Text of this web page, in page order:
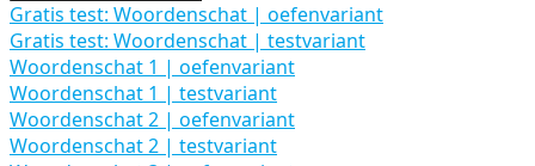
Gratis test: Woordenschat | oefenvariant
Gratis test: Woordenschat | testvariant
Woordenschat 1 | oefenvariant
Woordenschat 1 | testvariant
Woordenschat 2 | oefenvariant
Woordenschat 2 | testvariant